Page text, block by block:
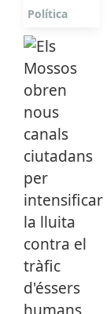
Política